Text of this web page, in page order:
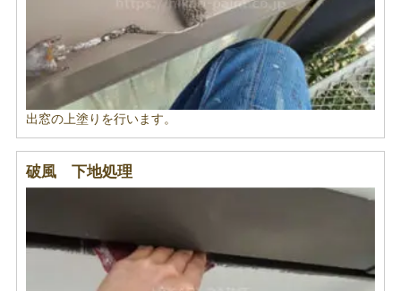
出窓の上塗りを行います。
破風 下地処理